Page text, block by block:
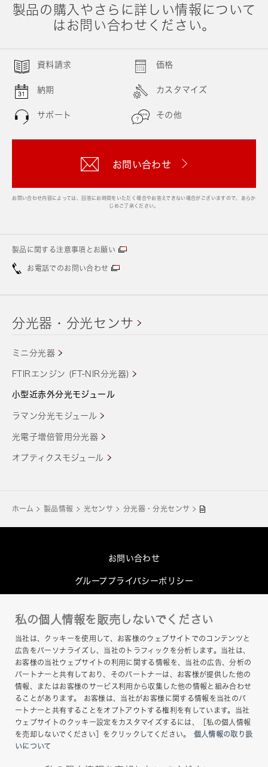
製品の購入やさらに詳しい情報について
はお問い合わせください。
資料請求 価格
納期 カスタマイズ
サポート その他
お問い合わせ
お問い合わせ内容によっては、回答にお時間をいただく場合やお答えできない場合がございますので、あらか
じめご了承ください。
製品に関する注意事項とお願い
お電話でのお問い合わせ
分光器・分光センサ
ミニ分光器
FTIRエンジン (FT-NIR分光器)
小型近赤外分光モジュール
ラマン分光モジュール
光電子増倍管用分光器
オプティクスモジュール
ホーム 製品情報 光センサ 分光器・分光センサ
お問い合わせ
グループプライバシーポリシー
このサイトについて
ヘルプ
サイトマップ
私の個人情報を販売しないでください
当社は、クッキーを使用して、お客様のウェブサイトでのコンテンツと
広告をパーソナライズし、当社のトラフィックを分析します。当社は、
お客様の当社ウェブサイトの利用に関する情報を、当社の広告、分析の
パートナーと共有しており、そのパートナーは、お客様が提供した他の
情報、またはお客様のサービス利用から収集した他の情報と組み合わせ
ることがあります。 お客様は、当社がお客様に関する情報を当社のパ
ートナーと共有することをオプトアウトする権利を有しています。当社
ウェブサイトのクッキー設定をカスタマイズするには、［私の個人情報
を売却しないでください］をクリックしてください。
個人情報の取り扱
いについて